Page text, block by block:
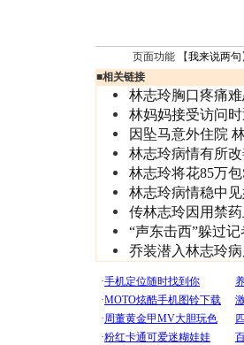
页面功能 【我来说两句
■相关链接
林志玲胸口疼痛
林妈妈接受访问
因坠马意外住院
林志玲病情有所
林志玲将花85万
林志玲病情稳中
传林志玲因用禁
“声东击西”躲过
乔装潜入林志玲